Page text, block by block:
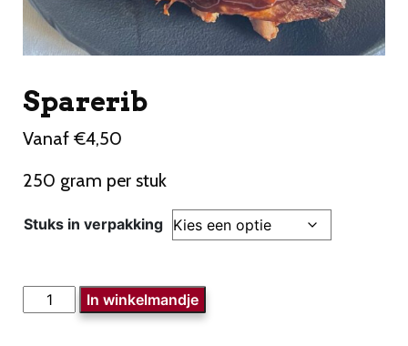
Sparerib
Vanaf €4,50
250 gram per stuk
Stuks in verpakking
Sparerib
aantal
In winkelmandje